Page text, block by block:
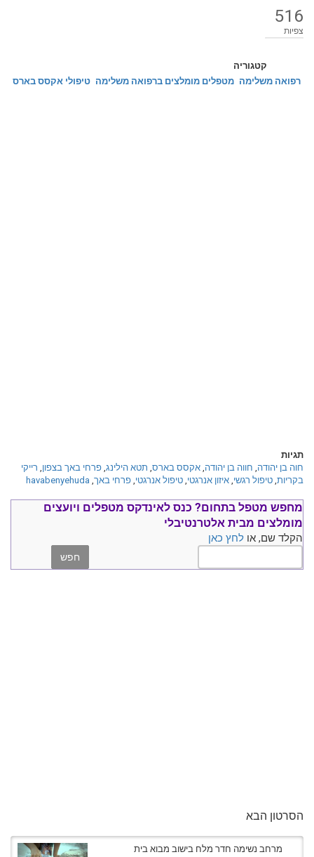
516
צפיות
קטגוריה
רפואה משלימה מטפלים מומלצים ברפואה משלימה טיפולי אקסס בארס
תגיות
חוה בן יהודה, חווה בן יהודה, אקסס בארס, תטא הילינג, פרחי באך בצפון, רייקי
בקריות, טיפול רגשי, איזון אנרגטי, טיפול אנרגטי, פרחי באך,
havabenyehuda
מחפש מטפל בתחום? כנס לאינדקס מטפלים ויועצים
מומלצים מבית אלטרנטיבלי
הקלד שם, או לחץ כאן
הסרטון הבא
מרחב נשימה חדר מלח בישוב מבוא בית